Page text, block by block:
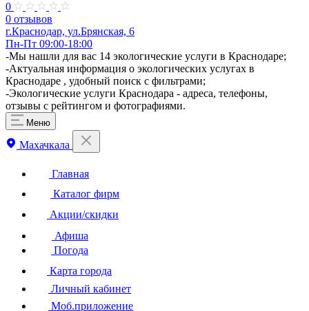
0
0 отзывов
г.Краснодар, ул.Брянская, 6
Пн-Пт 09:00-18:00
-Мы нашли для вас 14 экологические услуги в Краснодаре;
-Актуальная информация о экологических услугах в
Краснодаре , удобный поиск с фильтрами;
-Экологические услуги Краснодара - адреса, телефоны,
отзывы с рейтингом и фотографиями.
Меню
Махачкала
Главная
Каталог фирм
Акции/скидки
Афиша
Погода
Карта города
Личный кабинет
Моб.приложение